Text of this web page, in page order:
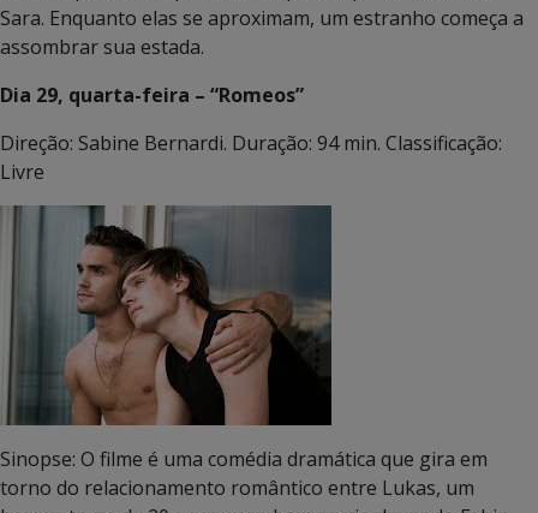
Sara. Enquanto elas se aproximam, um estranho começa a
assombrar sua estada.
Dia 29, quarta-feira – “Romeos”
Direção: Sabine Bernardi. Duração: 94 min. Classificação:
Livre
Sinopse: O filme é uma comédia dramática que gira em
torno do relacionamento romântico entre Lukas, um